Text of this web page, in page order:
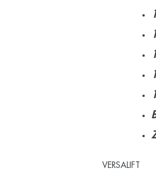
VERSALIFT